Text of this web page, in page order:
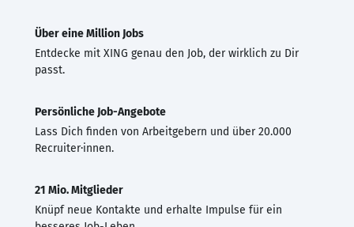
Über eine Million Jobs
Entdecke mit XING genau den Job, der wirklich zu Dir
passt.
Persönliche Job-Angebote
Lass Dich finden von Arbeitgebern und über 20.000
Recruiter·innen.
21 Mio. Mitglieder
Knüpf neue Kontakte und erhalte Impulse für ein